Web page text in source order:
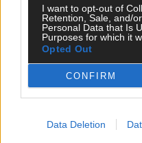
I want to opt-out of
Retention, Sale, and/
Personal Data that Is
Purposes for which it
Opted Out
CONFIRM
Data Deletion
Streams & Storys
Eurovision
FLASH – DAS VIDEOPORTAL